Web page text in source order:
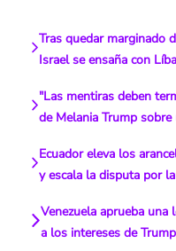
Tras quedar marginado
Israel se ensaña con
"Las mentiras deben
de Melania Trump
Ecuador eleva los
y escala la disputa por
Venezuela aprueba
a los intereses de Trump